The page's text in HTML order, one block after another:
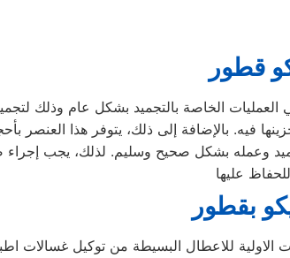
قطور
الخاصة بالتجميد بشكل عام وذلك لتجميد
فيه. بالإضافة إلى ذلك، يتوفر هذا العنصر
وعمله بشكل صحيح وسليم. لذلك، يجب إجراء
بقطور
الاولية للاعطال البسيطة من توكيل غسالات